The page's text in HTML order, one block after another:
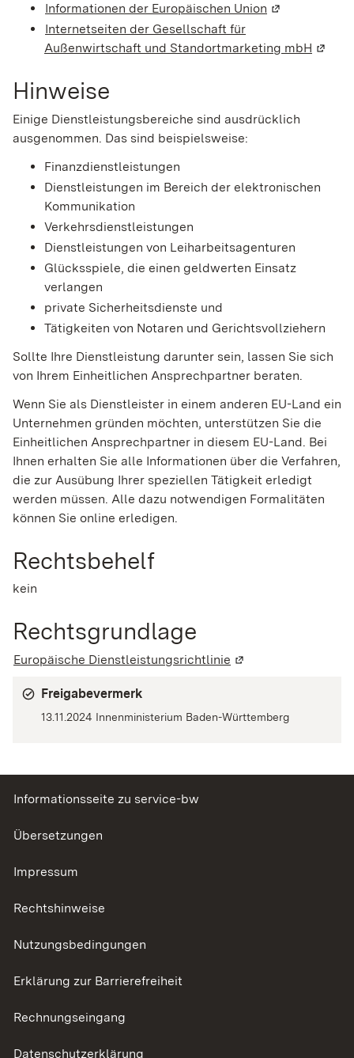
Informationen der Europäischen Union (Wird in
Internetseiten der Gesellschaft für
Außenwirtschaft und Standortmarketing mbH (Wird
Hinweise
Einige Dienstleistungsbereiche sind ausdrücklich
ausgenommen. Das sind beispielsweise:
Finanzdienstleistungen
Dienstleistungen im Bereich der elektronischen
Kommunikation
Verkehrsdienstleistungen
Dienstleistungen von Leiharbeitsagenturen
Glücksspiele, die einen geldwerten Einsatz
verlangen
private Sicherheitsdienste und
Tätigkeiten von Notaren und Gerichtsvollziehern
Sollte Ihre Dienstleistung darunter sein, lassen Sie sich
von Ihrem Einheitlichen Ansprechpartner beraten.
Wenn Sie als Dienstleister in einem anderen EU-Land ein
Unternehmen gründen möchten, unterstützen Sie die
Einheitlichen Ansprechpartner in diesem EU-Land. Bei
Ihnen erhalten Sie alle Informationen über die Verfahren,
die zur Ausübung Ihrer speziellen Tätigkeit erledigt
werden müssen. Alle dazu notwendigen Formalitäten
können Sie online erledigen.
Rechtsbehelf
kein
Rechtsgrundlage
Europäische Dienstleistungsrichtlinie (Wird in einem
Freigabevermerk
13.11.2024 Innenministerium Baden-Württemberg
Informationsseite zu service-bw
Übersetzungen
Impressum
Rechtshinweise
Nutzungsbedingungen
Erklärung zur Barrierefreiheit
Rechnungseingang
Datenschutzerklärung